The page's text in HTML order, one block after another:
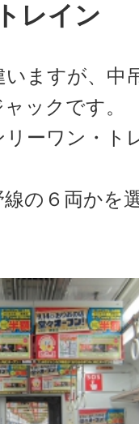
レイン
ますが、中
ックです。
リーワン・ト
の６両かを